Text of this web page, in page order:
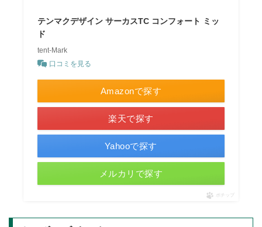
テンマクデザイン サーカスTC コンフォート ミッ
ド
tent-Mark
口コミを見る
Amazonで探す
楽天で探す
Yahooで探す
メルカリで探す
ポチップ